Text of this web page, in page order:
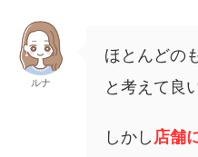
ルナ
ほとんどの
と考えて良
しかし 店舗